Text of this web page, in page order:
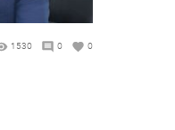
1530 0 0